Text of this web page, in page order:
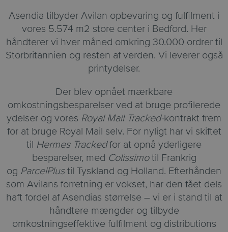
Asendia tilbyder Avilan opbevaring og fulfilment i
vores 5.574 m2 store center i Bedford. Her
håndterer vi hver måned omkring 30.000 ordrer til
Storbritannien og resten af verden. Vi leverer også
printydelser.
Der blev opnået mærkbare
omkostningsbesparelser ved at bruge profilerede
ydelser og vores Royal Mail Tracked-kontrakt frem
for at bruge Royal Mail selv. For nyligt har vi skiftet
til Hermes Tracked for at opnå yderligere
besparelser, med Colissimo til Frankrig
og ParcelPlus til Tyskland og Holland. Efterhånden
som Avilans forretning er vokset, har den fået dels
haft fordel af Asendias størrelse – vi er i stand til at
håndtere mængder og tilbyde
omkostningseffektive fulfilment og distributions